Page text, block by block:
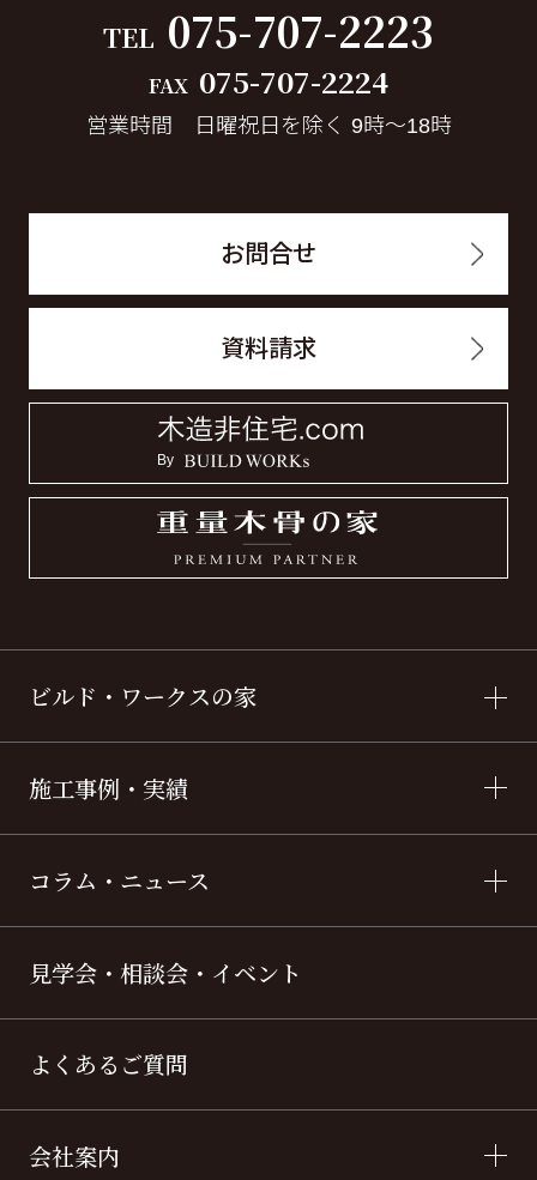
TEL 075-707-2223
FAX 075-707-2224
営業時間 日曜祝日を除く 9時～18時
お問合せ
資料請求
ビルド・ワークスの家
施工事例・実績
コラム・ニュース
見学会・相談会・イベント
よくあるご質問
会社案内